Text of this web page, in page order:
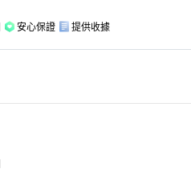
安心保證 提供收據